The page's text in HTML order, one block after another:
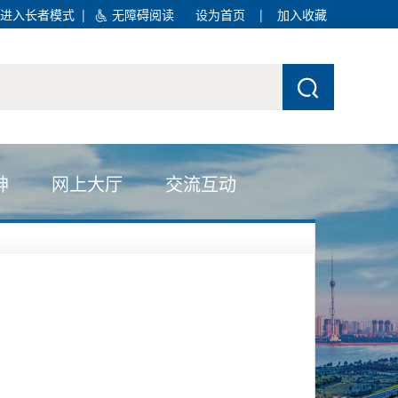
进入长者模式 | 无障碍阅读 设为首页 | 加入收藏
网上大厅 交流互动